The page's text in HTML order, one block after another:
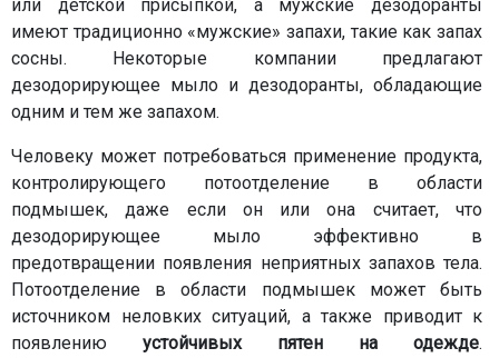
или детской присыпкой, а мужские дезодоранты
имеют традиционно «мужские» запахи, такие как запах
сосны. Некоторые компании предлагают
дезодорирующее мыло и дезодоранты, обладающие
одним и тем же запахом.
Человеку может потребоваться применение продукта,
контролирующего потоотделение в области
подмышек, даже если он или она считает, что
дезодорирующее мыло эффективно в
предотвращении появления неприятных запахов тела.
Потоотделение в области подмышек может быть
источником неловких ситуаций, а также приводит к
появлению устойчивых пятен на одежде.